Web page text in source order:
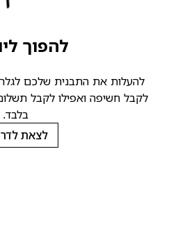
להפוך
לקבל חשיפה ואפילו לקבל
בלבד.
לצאת